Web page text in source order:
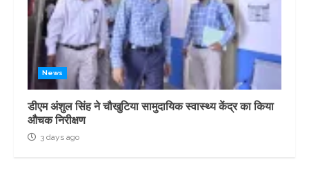
News
डीएम अंशुल सिंह ने चौखुटिया सामुदायिक स्वास्थ्य केंद्र का किया
औचक निरीक्षण
3 days ago